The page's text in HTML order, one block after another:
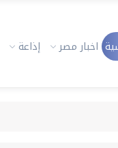
اخبار مصر إذاعة